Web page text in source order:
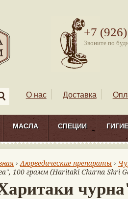
+7
Звоните по
О нас Доставка
МАСЛА СПЕЦИИ
›Аюрведические препараты ›
100 грамм (Haritaki Churna Shri